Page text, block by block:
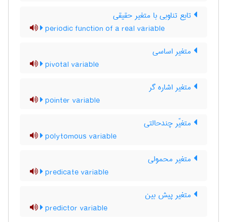
تابع تناوبی با متغیر حقیقی
periodic function of a real variable
متغیر اساسی
pivotal variable
متغیر اشاره گر
pointer variable
متغیّر چندحالتی
polytomous variable
متغیر محمولی
predicate variable
متغیر پیش بین
predictor variable